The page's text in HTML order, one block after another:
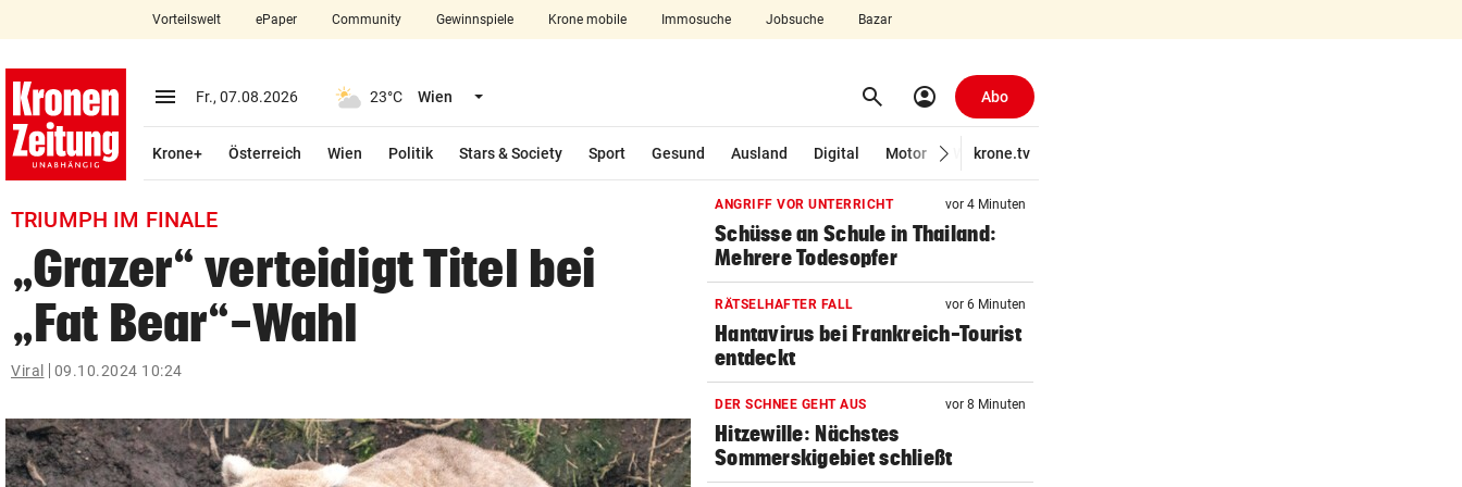
closeSchließen
account_circle Anmelden
arrow_right
pin_drop
bookmark
search
Suchbegriff
Vorteilswelt ePaper Community Gewinnspiele Krone mobile Immosuche Jobsuche Bazar
menu Menü aufklappen
Fr., 07.08.2026 23°C Wien Menü aufklappen search Suchen
account_circle Abo
Krone+ Österreich Wien Politik Stars & Society Sport Gesund Ausland Digital Motor Wirtschaft
krone.tv
TRIUMPH IM FINALE
„Grazer“ verteidigt Titel bei
„Fat Bear“-Wahl
Viral 09.10.2024 10:24
ANGRIFF VOR UNTERRICHT vor 4 Minuten
Schüsse an Schule in Thailand:
Mehrere Todesopfer
RÄTSELHAFTER FALL vor 6 Minuten
Hantavirus bei Frankreich-Tourist
entdeckt
DER SCHNEE GEHT AUS vor 8 Minuten
Hitzewille: Nächstes
Sommerskigebiet schließt